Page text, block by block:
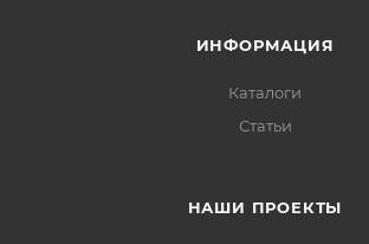
ИНФОРМАЦИЯ
Каталоги
Статьи
НАШИ ПРОЕКТЫ